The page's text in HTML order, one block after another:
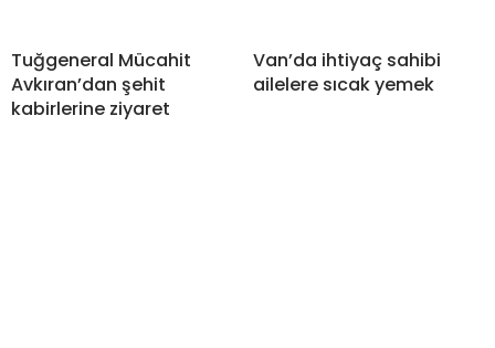
Tuğgeneral Mücahit
Avkıran’dan şehit
kabirlerine ziyaret
Van’da ihtiyaç sahibi
ailelere sıcak yemek